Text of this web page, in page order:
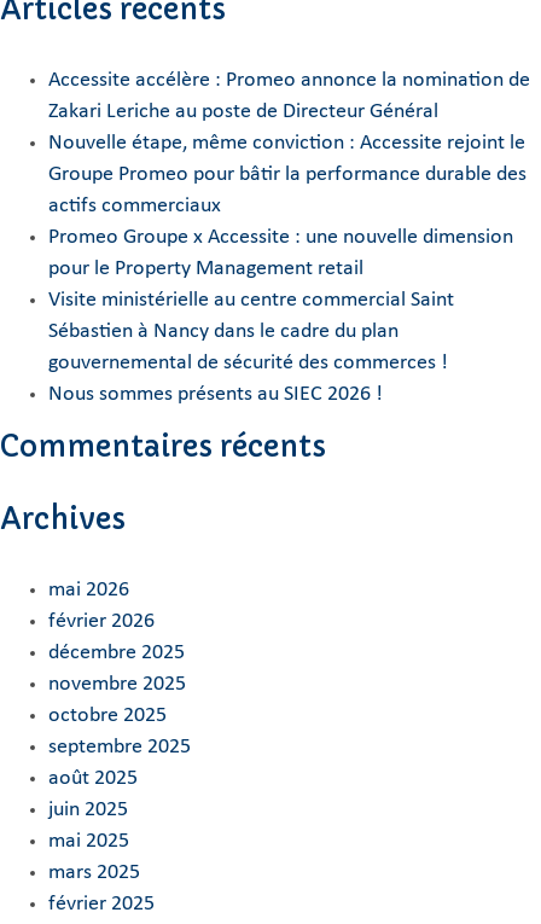
Articles récents
Accessite accélère : Promeo annonce la nomination de
Zakari Leriche au poste de Directeur Général
Nouvelle étape, même conviction : Accessite rejoint le
Groupe Promeo pour bâtir la performance durable des
actifs commerciaux
Promeo Groupe x Accessite : une nouvelle dimension
pour le Property Management retail
Visite ministérielle au centre commercial Saint
Sébastien à Nancy dans le cadre du plan
gouvernemental de sécurité des commerces !
Nous sommes présents au SIEC 2026 !
Commentaires récents
Archives
mai 2026
février 2026
décembre 2025
novembre 2025
octobre 2025
septembre 2025
août 2025
juin 2025
mai 2025
mars 2025
février 2025